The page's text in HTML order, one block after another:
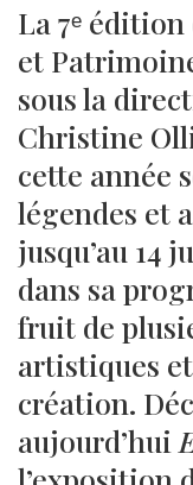
La 7ᵉ
et
sous la
Christine
cette année
légendes et
jusqu’au 14
dans sa
fruit de
artistiques
création.
aujourd’hui